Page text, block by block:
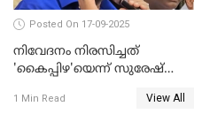
Posted On 17-09-2025
നിവേദനം നിരസിച്ചത്
'കൈപ്പിഴ'യെന്ന് സുരേഷ്
1 Min Read View All